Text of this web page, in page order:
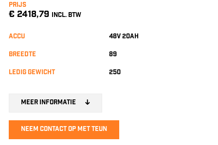
Prijs
€ 2418,79 INCL. BTW
Accu
48v 20ah
Breedte
89
Ledig gewicht
250
Meer informatie
Neem contact op met Teun